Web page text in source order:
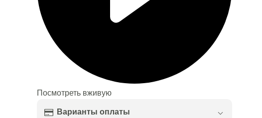
Посмотреть вживую
Варианты оплаты